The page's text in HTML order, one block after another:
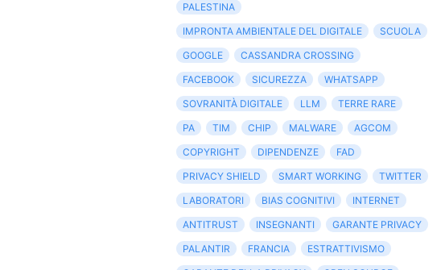
PALESTINA
IMPRONTA AMBIENTALE DEL DIGITALE
SCUOLA
GOOGLE
CASSANDRA CROSSING
FACEBOOK
SICUREZZA
WHATSAPP
SOVRANITÀ DIGITALE
LLM
TERRE RARE
PA
TIM CHIP MALWARE
AGCOM
COPYRIGHT
DIPENDENZE
FAD
PRIVACY SHIELD
SMART WORKING
TWITTER
LABORATORI
BIAS COGNITIVI
INTERNET
ANTITRUST
INSEGNANTI
GARANTE PRIVACY
PALANTIR
FRANCIA
ESTRATTIVISMO